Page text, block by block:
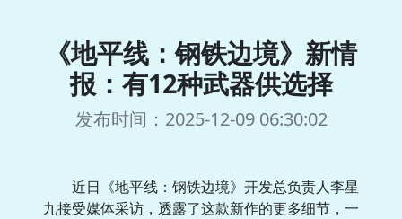
《地平线：钢铁边境》新情
报：有12种武器供选择
发布时间：2025-12-09 06:30:02
近日《地平线：钢铁边境》开发总负责人李星
九接受媒体采访，透露了这款新作的更多细节，一